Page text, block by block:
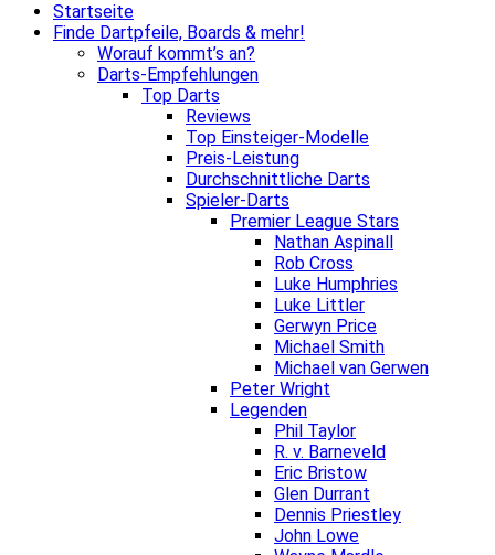
Startseite
Finde Dartpfeile, Boards & mehr!
Worauf kommt’s an?
Darts-Empfehlungen
Top Darts
Reviews
Top Einsteiger-Modelle
Preis-Leistung
Durchschnittliche Darts
Spieler-Darts
Premier League Stars
Nathan Aspinall
Rob Cross
Luke Humphries
Luke Littler
Gerwyn Price
Michael Smith
Michael van Gerwen
Peter Wright
Legenden
Phil Taylor
R. v. Barneveld
Eric Bristow
Glen Durrant
Dennis Priestley
John Lowe